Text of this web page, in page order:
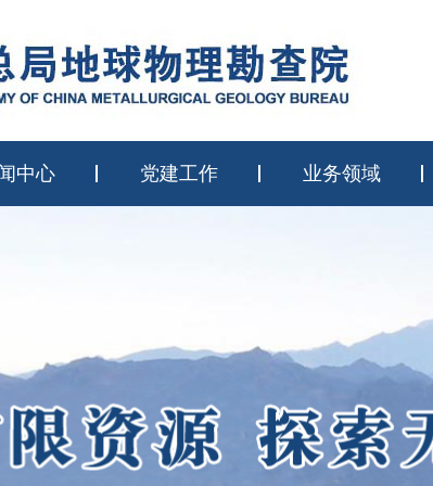
中心 党建工作 业务领域